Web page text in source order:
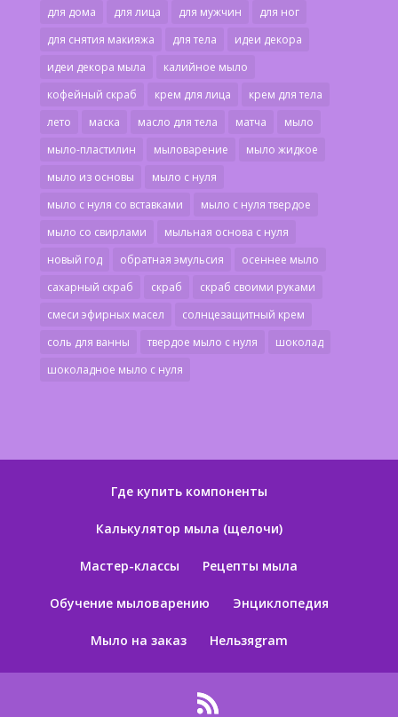
для дома
для лица для мужчин
для ног
для снятия макияжа
для тела
идеи декора
идеи декора мыла
калийное мыло
кофейный скраб
крем для лица
крем для тела
лето
маска масло для тела матча
мыло
мыло-пластилин
мыловарение
мыло жидкое
мыло из основы
мыло с нуля
мыло с нуля со вставками
мыло с нуля твердое
мыло со свирлами
мыльная основа с нуля
новый год
обратная эмульсия
осеннее мыло
сахарный скраб
скраб
скраб своими руками
смеси эфирных масел
солнцезащитный крем
соль для ванны
твердое мыло с нуля
шоколад
шоколадное мыло с нуля
Где купить компоненты
Калькулятор мыла (щелочи)
Мастер-классы Рецепты мыла
Обучение мыловарению Энциклопедия
Мыло на заказ Нельзяgram